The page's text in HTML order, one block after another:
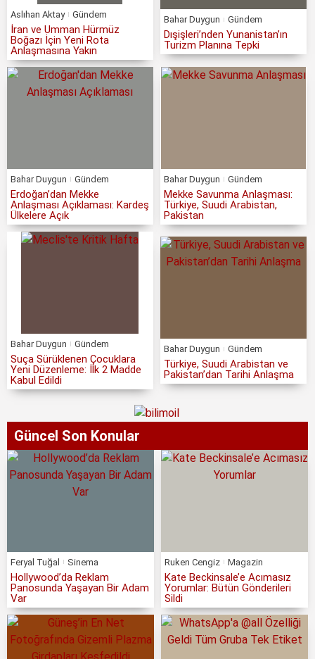
Aslıhan Aktay Gündem
İran ve Umman Hürmüz
Boğazı İçin Yeni Rota
Anlaşmasına Yakın
Bahar Duygun Gündem
Dışişleri’nden Yunanistan’ın
Turizm Planına Tepki
Bahar Duygun Gündem
Erdoğan’dan Mekke
Anlaşması Açıklaması: Kardeş
Ülkelere Açık
Bahar Duygun Gündem
Mekke Savunma Anlaşması:
Türkiye, Suudi Arabistan,
Pakistan
Bahar Duygun Gündem
Suça Sürüklenen Çocuklara
Yeni Düzenleme: İlk 2 Madde
Kabul Edildi
Bahar Duygun Gündem
Türkiye, Suudi Arabistan ve
Pakistan’dan Tarihi Anlaşma
Güncel Son Konular
Feryal Tuğal Sinema
Hollywood’da Reklam
Panosunda Yaşayan Bir Adam
Var
Ruken Cengiz Magazin
Kate Beckinsale’e Acımasız
Yorumlar: Bütün Gönderileri
Sildi